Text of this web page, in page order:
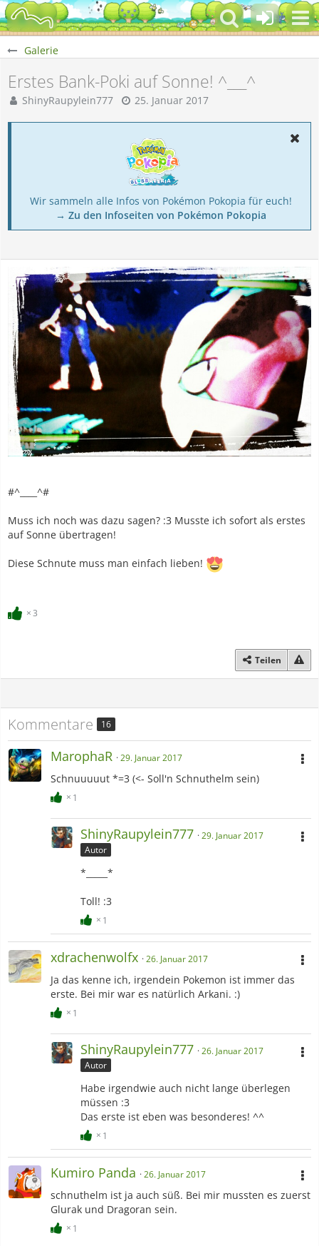
Galerie
Erstes Bank-Poki auf Sonne! ^___^
ShinyRaupylein777 25. Januar 2017
Wir sammeln alle Infos von Pokémon Pokopia für euch!
→ Zu den Infoseiten von Pokémon Pokopia
#^____^#
Muss ich noch was dazu sagen? :3 Musste ich sofort als erstes
auf Sonne übertragen!
Diese Schnute muss man einfach lieben!
3
Teilen
Kommentare 16
MarophaR 29. Januar 2017
Schnuuuuut *=3 (<- Soll'n Schnuthelm sein)
1
ShinyRaupylein777
29. Januar 2017
Autor
*_____*
Toll! :3
1
xdrachenwolfx 26. Januar 2017
Ja das kenne ich, irgendein Pokemon ist immer das
erste. Bei mir war es natürlich Arkani. :)
1
ShinyRaupylein777
26. Januar 2017
Autor
Habe irgendwie auch nicht lange überlegen
müssen :3
Das erste ist eben was besonderes! ^^
1
Kumiro Panda 26. Januar 2017
schnuthelm ist ja auch süß. Bei mir mussten es zuerst
Glurak und Dragoran sein.
1